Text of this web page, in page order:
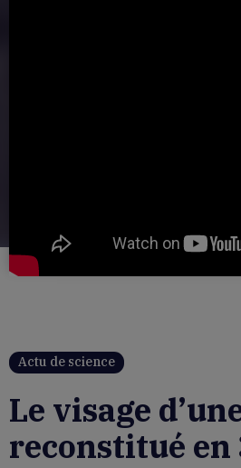
Actu de science
Le visage
reconstitué en